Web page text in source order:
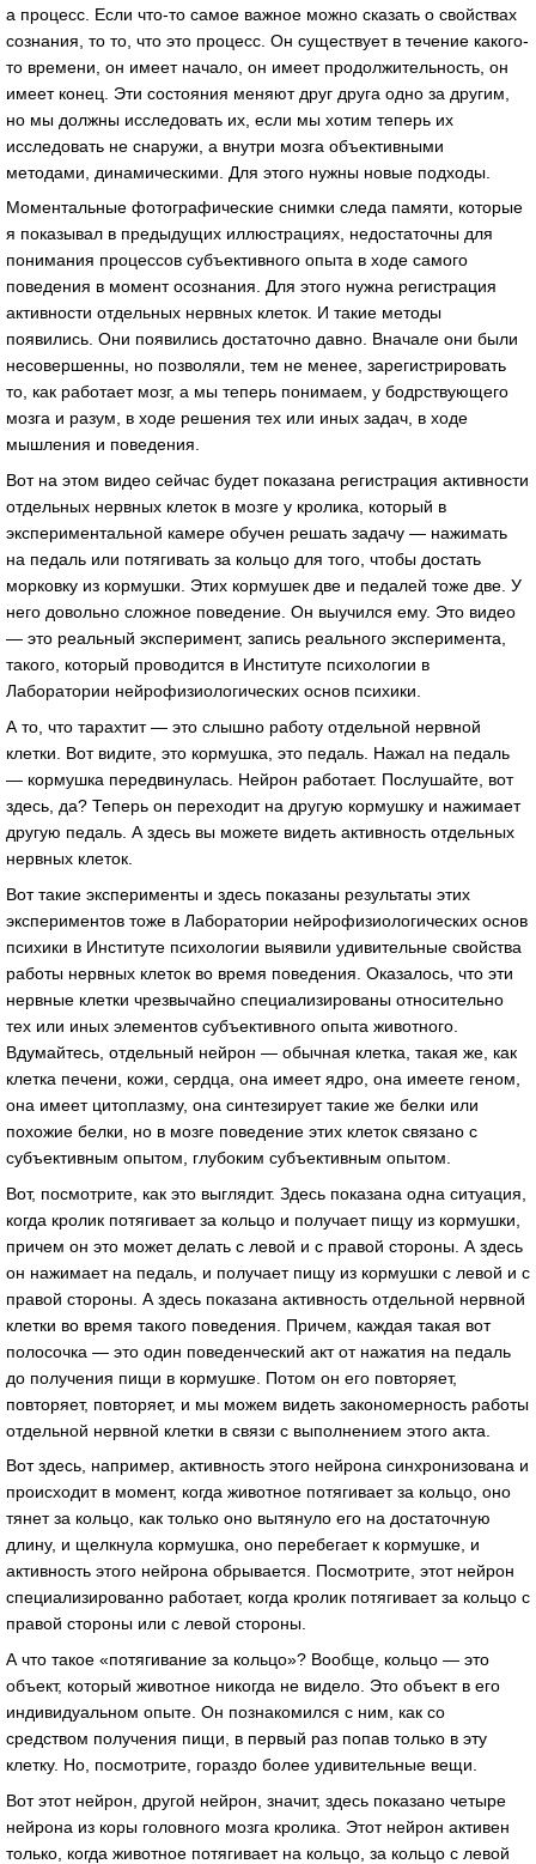
а процесс. Если что-то самое важное можно сказать о свойствах
сознания, то то, что это процесс. Он существует в течение какого-
то времени, он имеет начало, он имеет продолжительность, он
имеет конец. Эти состояния меняют друг друга одно за другим,
но мы должны исследовать их, если мы хотим теперь их
исследовать не снаружи, а внутри мозга объективными
методами, динамическими. Для этого нужны новые подходы.
Моментальные фотографические снимки следа памяти, которые
я показывал в предыдущих иллюстрациях, недостаточны для
понимания процессов субъективного опыта в ходе самого
поведения в момент осознания. Для этого нужна регистрация
активности отдельных нервных клеток. И такие методы
появились. Они появились достаточно давно. Вначале они были
несовершенны, но позволяли, тем не менее, зарегистрировать
то, как работает мозг, а мы теперь понимаем, у бодрствующего
мозга и разум, в ходе решения тех или иных задач, в ходе
мышления и поведения.
Вот на этом видео сейчас будет показана регистрация активности
отдельных нервных клеток в мозге у кролика, который в
экспериментальной камере обучен решать задачу — нажимать
на педаль или потягивать за кольцо для того, чтобы достать
морковку из кормушки. Этих кормушек две и педалей тоже две. У
него довольно сложное поведение. Он выучился ему. Это видео
— это реальный эксперимент, запись реального эксперимента,
такого, который проводится в Институте психологии в
Лаборатории нейрофизиологических основ психики.
А то, что тарахтит — это слышно работу отдельной нервной
клетки. Вот видите, это кормушка, это педаль. Нажал на педаль
— кормушка передвинулась. Нейрон работает. Послушайте, вот
здесь, да? Теперь он переходит на другую кормушку и нажимает
другую педаль. А здесь вы можете видеть активность отдельных
нервных клеток.
Вот такие эксперименты и здесь показаны результаты этих
экспериментов тоже в Лаборатории нейрофизиологических основ
психики в Институте психологии выявили удивительные свойства
работы нервных клеток во время поведения. Оказалось, что эти
нервные клетки чрезвычайно специализированы относительно
тех или иных элементов субъективного опыта животного.
Вдумайтесь, отдельный нейрон — обычная клетка, такая же, как
клетка печени, кожи, сердца, она имеет ядро, она имеете геном,
она имеет цитоплазму, она синтезирует такие же белки или
похожие белки, но в мозге поведение этих клеток связано с
субъективным опытом, глубоким субъективным опытом.
Вот, посмотрите, как это выглядит. Здесь показана одна ситуация,
когда кролик потягивает за кольцо и получает пищу из кормушки,
причем он это может делать с левой и с правой стороны. А здесь
он нажимает на педаль, и получает пищу из кормушки с левой и с
правой стороны. А здесь показана активность отдельной нервной
клетки во время такого поведения. Причем, каждая такая вот
полосочка — это один поведенческий акт от нажатия на педаль
до получения пищи в кормушке. Потом он его повторяет,
повторяет, повторяет, и мы можем видеть закономерность работы
отдельной нервной клетки в связи с выполнением этого акта.
Вот здесь, например, активность этого нейрона синхронизована и
происходит в момент, когда животное потягивает за кольцо, оно
тянет за кольцо, как только оно вытянуло его на достаточную
длину, и щелкнула кормушка, оно перебегает к кормушке, и
активность этого нейрона обрывается. Посмотрите, этот нейрон
специализированно работает, когда кролик потягивает за кольцо с
правой стороны или с левой стороны.
А что такое «потягивание за кольцо»? Вообще, кольцо — это
объект, который животное никогда не видело. Это объект в его
индивидуальном опыте. Он познакомился с ним, как со
средством получения пищи, в первый раз попав только в эту
клетку. Но, посмотрите, гораздо более удивительные вещи.
Вот этот нейрон, другой нейрон, значит, здесь показано четыре
нейрона из коры головного мозга кролика. Этот нейрон активен
только, когда животное потягивает на кольцо, за кольцо с левой